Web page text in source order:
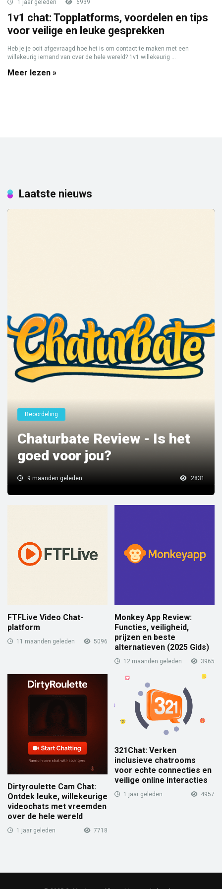
1 jaar geleden 6939
1v1 chat: Topplatforms, voordelen en tips
voor veilige en leuke gesprekken
Heb je je ooit afgevraagd hoe het is om contact te maken met een
willekeurig iemand van over de hele wereld? 1v1 willekeurig ...
Meer lezen »
Laatste nieuws
Beoordeling
Chaturbate Review - Is het
goed voor jou?
9 maanden geleden 2831
FTFLive Video Chat-
platform
11 maanden geleden 5096
Monkey App Review:
Functies, veiligheid,
prijzen en beste
alternatieven (2025 Gids)
12 maanden geleden 3965
Dirtyroulette Cam Chat:
Ontdek leuke, willekeurige
videochats met vreemden
over de hele wereld
1 jaar geleden 7718
321Chat: Verken
inclusieve chatrooms
voor echte connecties en
veilige online interacties
1 jaar geleden 4957